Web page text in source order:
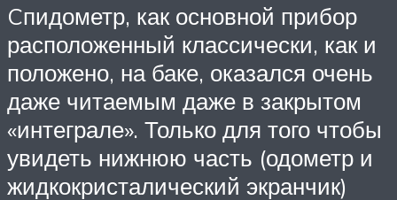
Cпидометр, как основной прибор
расположенный классически, как и
положено, на баке, оказался очень
даже читаемым даже в закрытом
«интеграле». Только для того чтобы
увидеть нижнюю часть (одометр и
жидкокристалический экранчик)